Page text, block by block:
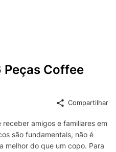
Peças Coffee
Compartilhar
amigos e familiares em
são fundamentais, não é
melhor do que um copo. Para